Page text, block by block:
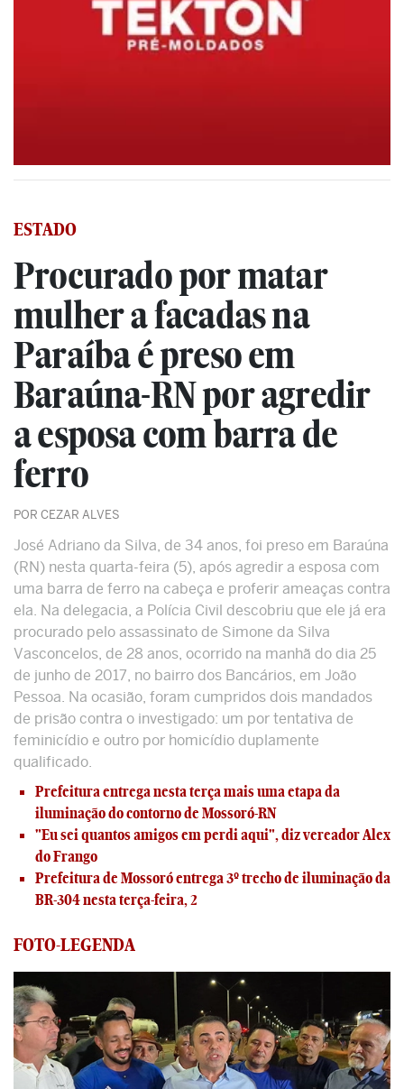
ESTADO
Procurado por matar
mulher a facadas na
Paraíba é preso em
Baraúna-RN por agredir
a esposa com barra de
ferro
POR CEZAR ALVES
José Adriano da Silva, de 34 anos, foi preso em Baraúna
(RN) nesta quarta-feira (5), após agredir a esposa com
uma barra de ferro na cabeça e proferir ameaças contra
ela. Na delegacia, a Polícia Civil descobriu que ele já era
procurado pelo assassinato de Simone da Silva
Vasconcelos, de 28 anos, ocorrido na manhã do dia 25
de junho de 2017, no bairro dos Bancários, em João
Pessoa. Na ocasião, foram cumpridos dois mandados
de prisão contra o investigado: um por tentativa de
feminicídio e outro por homicídio duplamente
qualificado.
Prefeitura entrega nesta terça mais uma etapa da
iluminação do contorno de Mossoró-RN
"Eu sei quantos amigos em perdi aqui", diz vereador Alex
do Frango
Prefeitura de Mossoró entrega 3º trecho de iluminação da
BR-304 nesta terça-feira, 2
FOTO-LEGENDA